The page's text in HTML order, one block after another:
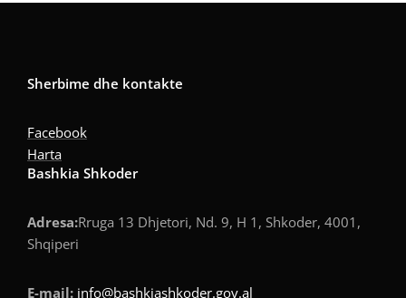
Sherbime dhe kontakte
Facebook
Harta
Bashkia Shkoder
Adresa:Rruga 13 Dhjetori, Nd. 9, H 1, Shkoder, 4001,
Shqiperi
E-mail: info@bashkiashkoder.gov.al